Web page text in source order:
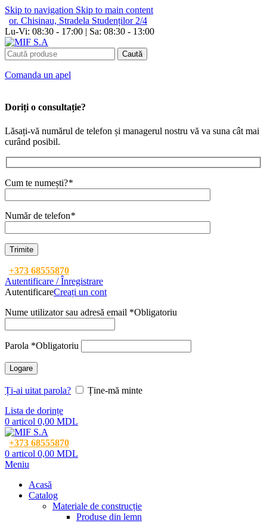
Skip to navigation Skip to main content
or. Chisinau, Stradela Studenților 2/4
Lu-Vi: 08:30 - 17:00 | Sa: 08:30 - 13:00
Caută
Сomanda un apel
Doriți o consultație?
Lăsați-vă numărul de telefon și managerul nostru vă va suna cât mai
curând posibil.
Cum te numești?*
Număr de telefon*
+373 68555870
Autentificare / Înregistrare
AutentificareCreați un cont
Nume utilizator sau adresă email *Obligatoriu
Parola *Obligatoriu
Logare
Ți-ai uitat parola?
Ține-mă minte
Lista de dorințe
0 articol 0,00 MDL
+373 68555870
0 articol 0,00 MDL
Meniu
Acasă
Catalog
Materiale de construcție
Produse din lemn